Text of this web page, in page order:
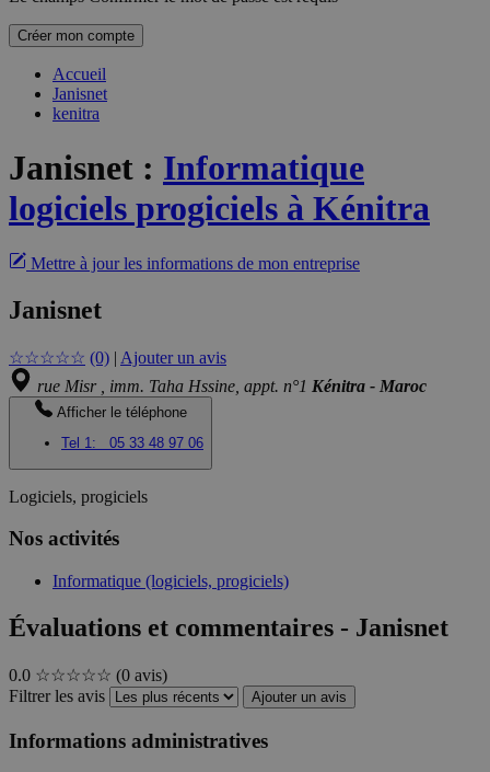
Créer mon compte
Accueil
Janisnet
kenitra
Janisnet : Informatique
logiciels progiciels à Kénitra
Mettre à jour les informations de mon entreprise
Janisnet
☆☆☆☆☆ (0) | Ajouter un avis
rue Misr , imm. Taha Hssine, appt. n°1 Kénitra - Maroc
Afficher le téléphone
Tel 1:
05 33 48 97 06
Logiciels, progiciels
Nos activités
Informatique (logiciels, progiciels)
Évaluations et commentaires - Janisnet
0.0 ☆☆☆☆☆ (0 avis)
Filtrer les avis
Ajouter un avis
Informations administratives